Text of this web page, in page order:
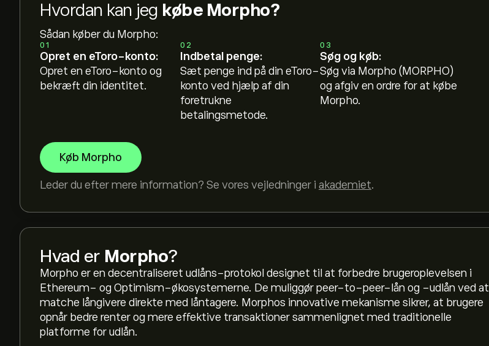
Hvordan kan jeg købe Morpho?
Sådan køber du Morpho:
01
Opret en eToro-konto:
Opret en eToro-konto og
bekræft din identitet.
02
Indbetal penge:
Sæt penge ind på din eToro-
konto ved hjælp af din
foretrukne
betalingsmetode.
03
Søg og køb:
Søg via Morpho (MORPHO)
og afgiv en ordre for at købe
Morpho.
Køb Morpho
Leder du efter mere information? Se vores vejledninger i akademiet.
Hvad er Morpho?
Morpho er en decentraliseret udlåns-protokol designet til at forbedre brugeroplevelsen i
Ethereum- og Optimism-økosystemerne. De muliggør peer-to-peer-lån og -udlån ved at
matche långivere direkte med låntagere. Morphos innovative mekanisme sikrer, at brugere
opnår bedre renter og mere effektive transaktioner sammenlignet med traditionelle
platforme for udlån.